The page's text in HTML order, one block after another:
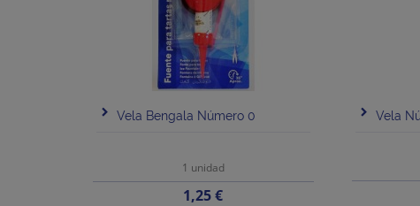
Vela Bengala Número 0
1 unidad
Precio
1,25 €
Vela